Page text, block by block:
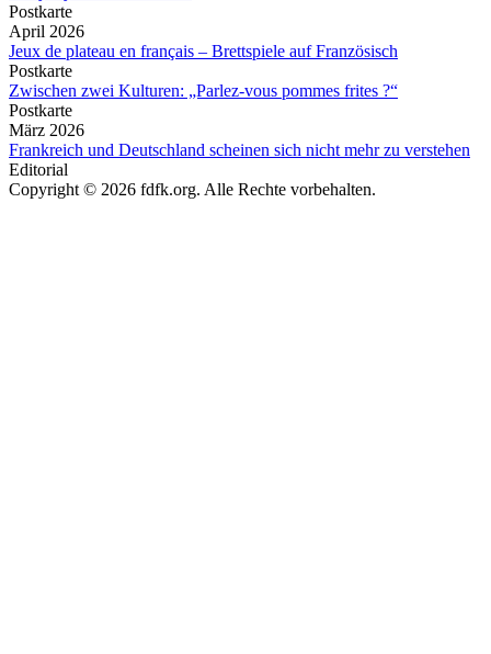
Postkarte
April 2026
Jeux de plateau en français – Brettspiele auf Französisch
Postkarte
Zwischen zwei Kulturen: „Parlez-vous pommes frites ?“
Postkarte
März 2026
Frankreich und Deutschland scheinen sich nicht mehr zu verstehen
Editorial
Copyright © 2026 fdfk.org. Alle Rechte vorbehalten.